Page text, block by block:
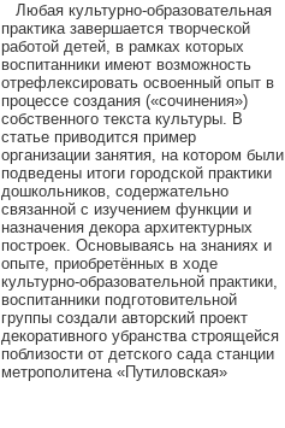
Любая культурно-образовательная
практика завершается творческой
работой детей, в рамках которых
воспитанники имеют возможность
отрефлексировать освоенный опыт в
процессе создания («сочинения»)
собственного текста культуры. В
статье приводится пример
организации занятия, на котором были
подведены итоги городской практики
дошкольников, содержательно
связанной с изучением функции и
назначения декора архитектурных
построек. Основываясь на знаниях и
опыте, приобретённых в ходе
культурно-образовательной практики,
воспитанники подготовительной
группы создали авторский проект
декоративного убранства строящейся
поблизости от детского сада станции
метрополитена «Путиловская»